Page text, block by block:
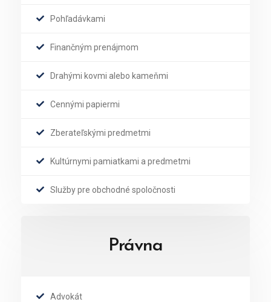
Pohľadávkami
Finančným prenájmom
Drahými kovmi alebo kameňmi
Cennými papiermi
Zberateľskými predmetmi
Kultúrnymi pamiatkami a predmetmi
Služby pre obchodné spoločnosti
Právna
Advokát